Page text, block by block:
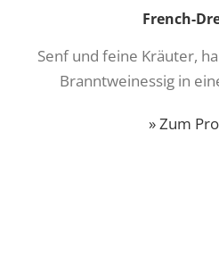
French-
Senf und feine Kräuter,
Branntweinessig in
» Zum